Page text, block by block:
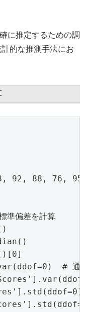
に推定するための調
的な推測手法にお
92, 88, 76,
準偏差を計算
# 通常の
#